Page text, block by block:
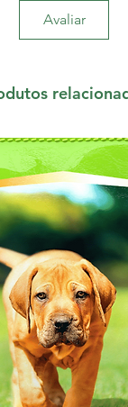
Avaliar